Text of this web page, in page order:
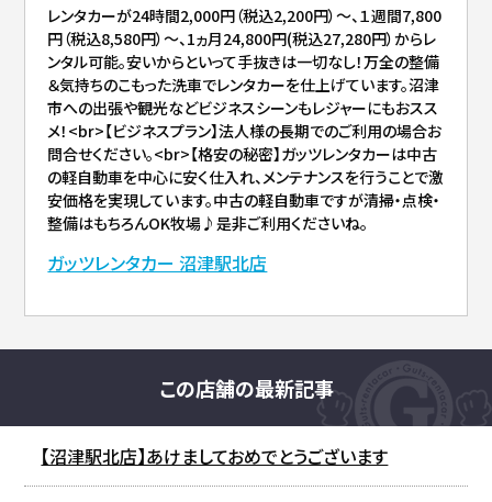
レンタカーが24時間2,000円（税込2,200円）～、１週間7,800
円（税込8,580円）～、1ヵ月24,800円(税込27,280円）からレ
ンタル可能。安いからといって手抜きは一切なし！万全の整備
＆気持ちのこもった洗車でレンタカーを仕上げています。沼津
市への出張や観光などビジネスシーンもレジャーにもおスス
メ！<br>【ビジネスプラン】法人様の長期でのご利用の場合お
問合せください。<br>【格安の秘密】ガッツレンタカーは中古
の軽自動車を中心に安く仕入れ、メンテナンスを行うことで激
安価格を実現しています。中古の軽自動車ですが清掃・点検・
整備はもちろんOK牧場♪是非ご利用くださいね。
ガッツレンタカー 沼津駅北店
この店舗の最新記事
【沼津駅北店】あけましておめでとうございます